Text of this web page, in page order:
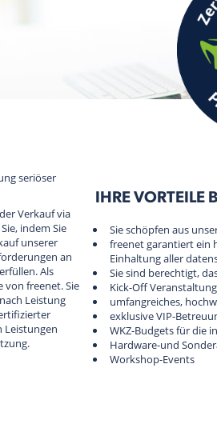
seriöser
Verkauf via
indem Sie
unserer
an
Als
von freenet. Sie
Leistung
Leistungen
IHRE VORTEILE
Sie schöpfen aus
freenet garantiert ein
Einhaltung aller
Sie sind berechtigt,
Kick-Off
umfangreiches,
exklusive VIP-
WKZ-Budgets für die
Hardware-und
Workshop-Events